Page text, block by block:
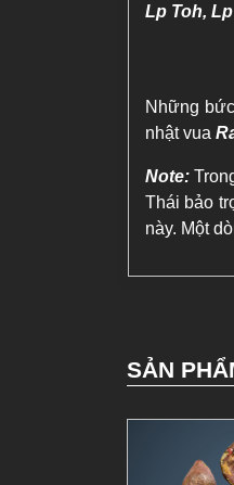
Lp Toh,
Những
nhật vua
Note:
Thái bảo
này. Một
SẢN